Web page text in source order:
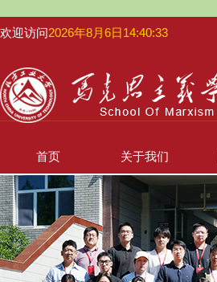
欢迎访问2026年8月6日14:40:33
首页 关于我们